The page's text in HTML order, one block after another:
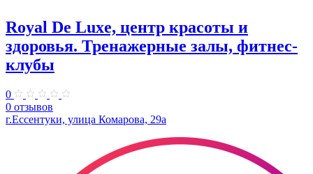
Royal De Luxe, центр красоты и
здоровья. Тренажерные залы, фитнес-
клубы
0
0 отзывов
г.Ессентуки, улица Комарова, 29а